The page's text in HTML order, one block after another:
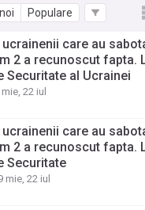
Populare
ucrainenii care au
2 a recunoscut fapta.
Securitate al Ucrainei
22 iul
ucrainenii care au
2 a recunoscut fapta.
Securitate
mie, 22 iul